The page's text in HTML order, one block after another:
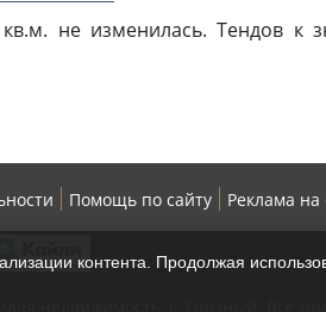
не изменилась. Тендов к
Помощь по сайту Реклама на
контента. Продолжая